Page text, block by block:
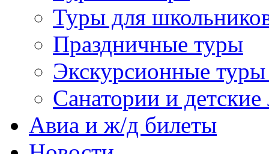
Туры для
Праздничные туры
Экскурсионные
Санатории и детские
Авиа и ж/д билеты